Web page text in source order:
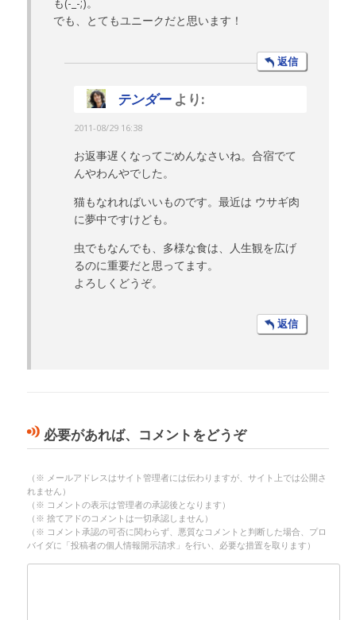
でも、とてもユニークだと思います！
返信
テンダー より:
2011-08/29 16:38
お返事遅くなってごめんなさいね。合宿でて
んやわんやでした。
猫もなれればいいものです。最近は ウサギ肉
に夢中ですけども。
虫でもなんでも、多様な食は、人生観を広げ
るのに重要だと思ってます。
よろしくどうぞ。
返信
必要があれば、コメントをどうぞ
（※ メールアドレスはサイト管理者には伝わりますが、サイト上では公開さ
れません）
（※ コメントの表示は管理者の承認後となります）
（※ 捨てアドのコメントは一切承認しません）
（※ コメント承認の可否に関わらず、悪質なコメントと判断した場合、プロ
バイダに「投稿者の個人情報開示請求」を行い、必要な措置を取ります）